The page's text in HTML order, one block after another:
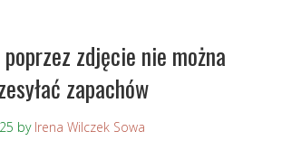
zdjęcie nie można
zapachów
by Irena Wilczek Sowa